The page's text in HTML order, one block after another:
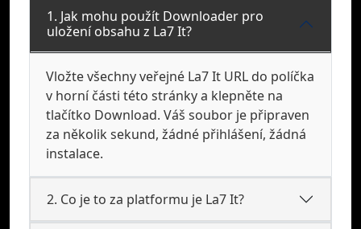
1. Jak mohu použít Downloader pro
uložení obsahu z La7 It?
Vložte všechny veřejné La7 It URL do políčka
v horní části této stránky a klepněte na
tlačítko Download. Váš soubor je připraven
za několik sekund, žádné přihlášení, žádná
instalace.
2. Co je to za platformu je La7 It?